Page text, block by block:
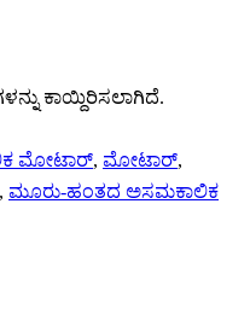
ಕಾಯ್ದಿರಿಸಲಾಗಿದೆ.
ಮೋಟಾರ್, ಮೋಟಾರ್,
, ಮೂರು-ಹಂತದ ಅಸಮಕಾಲಿಕ